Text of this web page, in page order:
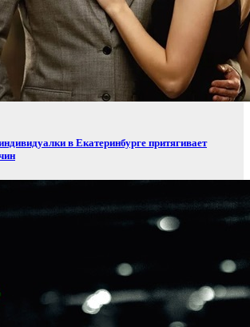
в Екатеринбурге притягивает